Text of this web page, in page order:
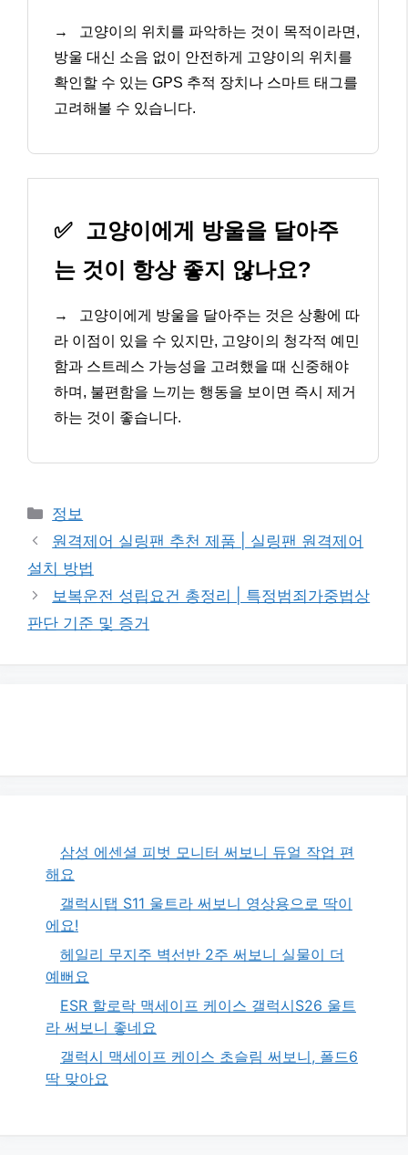
→
고양이의 위치를 파악하는 것이 목적이라면,
방울 대신 소음 없이 안전하게 고양이의 위치를
확인할 수 있는 GPS 추적 장치나 스마트 태그를
고려해볼 수 있습니다.
✅ 고양이에게 방울을 달아주
는 것이 항상 좋지 않나요?
→
고양이에게 방울을 달아주는 것은 상황에 따
라 이점이 있을 수 있지만, 고양이의 청각적 예민
함과 스트레스 가능성을 고려했을 때 신중해야
하며, 불편함을 느끼는 행동을 보이면 즉시 제거
하는 것이 좋습니다.
카
테
리
정보
원격제어 실링팬 추천 제품 | 실링팬 원격제어
설치 방법
보복운전 성립요건 총정리 | 특정범죄가중법상
판단 기준 및 증거
삼성 에센셜 피벗 모니터 써보니 듀얼 작업 편
해요
갤럭시탭 S11 울트라 써보니 영상용으로 딱이
에요!
헤일리 무지주 벽선반 2주 써보니 실물이 더
예뻐요
ESR 할로락 맥세이프 케이스 갤럭시S26 울트
라 써보니 좋네요
갤럭시 맥세이프 케이스 초슬림 써보니, 폴드6
딱 맞아요